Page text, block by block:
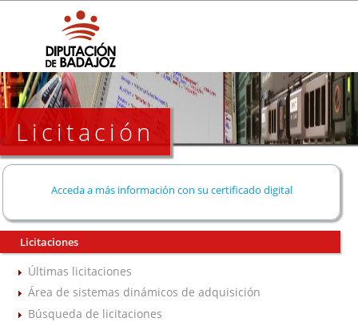
Licitación
Acceda a más información con su certificado digital
Licitaciones
Últimas licitaciones
Área de sistemas dinámicos de adquisición
Búsqueda de licitaciones